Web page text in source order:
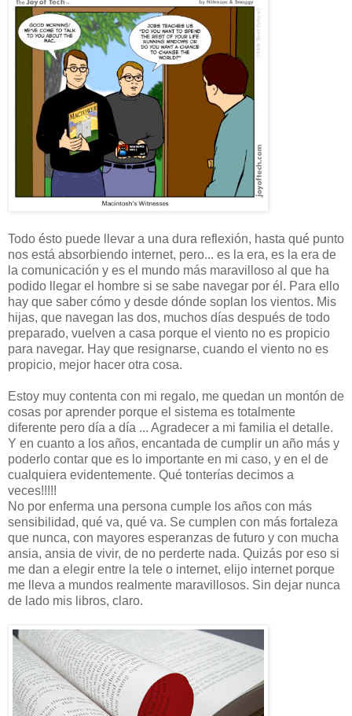
Todo ésto puede llevar a una dura reflexión, hasta qué punto
nos está absorbiendo internet, pero... es la era, es la era de
la comunicación y es el mundo más maravilloso al que ha
podido llegar el hombre si se sabe navegar por él. Para ello
hay que saber cómo y desde dónde soplan los vientos. Mis
hijas, que navegan las dos, muchos días después de todo
preparado, vuelven a casa porque el viento no es propicio
para navegar. Hay que resignarse, cuando el viento no es
propicio, mejor hacer otra cosa.
Estoy muy contenta con mi regalo, me quedan un montón de
cosas por aprender porque el sistema es totalmente
diferente pero día a día ... Agradecer a mi familia el detalle.
Y en cuanto a los años, encantada de cumplir un año más y
poderlo contar que es lo importante en mi caso, y en el de
cualquiera evidentemente. Qué tonterías decimos a
veces!!!!!
No por enferma una persona cumple los años con más
sensibilidad, qué va, qué va. Se cumplen con más fortaleza
que nunca, con mayores esperanzas de futuro y con mucha
ansia, ansia de vivir, de no perderte nada. Quizás por eso si
me dan a elegir entre la tele o internet, elijo internet porque
me lleva a mundos realmente maravillosos. Sin dejar nunca
de lado mis libros, claro.